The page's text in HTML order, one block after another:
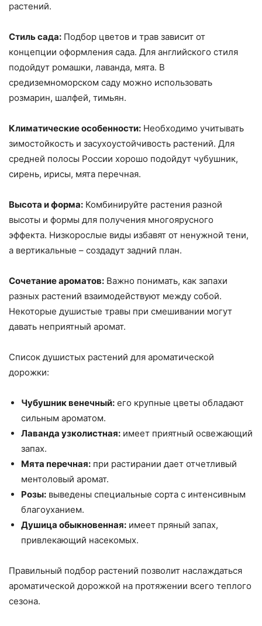
растений.
Стиль сада: Подбор цветов и трав зависит от
концепции оформления сада. Для английского стиля
подойдут ромашки, лаванда, мята. В
средиземноморском саду можно использовать
розмарин, шалфей, тимьян.
Климатические особенности: Необходимо учитывать
зимостойкость и засухоустойчивость растений. Для
средней полосы России хорошо подойдут чубушник,
сирень, ирисы, мята перечная.
Высота и форма: Комбинируйте растения разной
высоты и формы для получения многоярусного
эффекта. Низкорослые виды избавят от ненужной тени,
а вертикальные – создадут задний план.
Сочетание ароматов: Важно понимать, как запахи
разных растений взаимодействуют между собой.
Некоторые душистые травы при смешивании могут
давать неприятный аромат.
Список душистых растений для ароматической
дорожки:
Чубушник венечный: его крупные цветы обладают
сильным ароматом.
Лаванда узколистная: имеет приятный освежающий
запах.
Мята перечная: при растирании дает отчетливый
ментоловый аромат.
Розы: выведены специальные сорта с интенсивным
благоуханием.
Душица обыкновенная: имеет пряный запах,
привлекающий насекомых.
Правильный подбор растений позволит наслаждаться
ароматической дорожкой на протяжении всего теплого
сезона.